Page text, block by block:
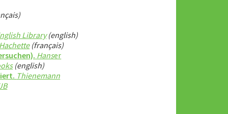
Library(english)
(français)
Hanser
(english)
Thienemann